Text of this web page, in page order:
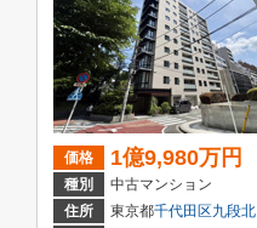
価格 1億9,980万円
種別
中古マンション
住所
東京都千代田区九段北